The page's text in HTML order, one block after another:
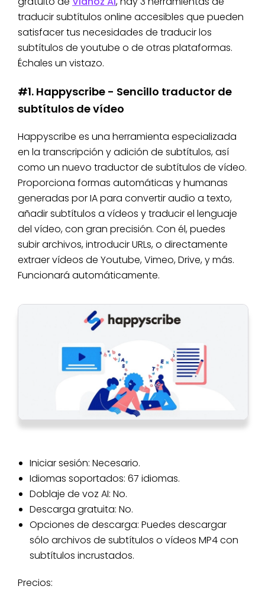
traducir subtítulos online accesibles que pueden
satisfacer tus necesidades de traducir los
subtítulos de youtube o de otras plataformas.
Échales un vistazo.
#1. Happyscribe - Sencillo traductor de
subtítulos de vídeo
Happyscribe es una herramienta especializada
en la transcripción y adición de subtítulos, así
como un nuevo traductor de subtítulos de vídeo.
Proporciona formas automáticas y humanas
generadas por IA para convertir audio a texto,
añadir subtítulos a vídeos y traducir el lenguaje
del vídeo, con gran precisión. Con él, puedes
subir archivos, introducir URLs, o directamente
extraer vídeos de Youtube, Vimeo, Drive, y más.
Funcionará automáticamente.
Iniciar sesión: Necesario.
Idiomas soportados: 67 idiomas.
Doblaje de voz AI: No.
Descarga gratuita: No.
Opciones de descarga: Puedes descargar
sólo archivos de subtítulos o vídeos MP4 con
subtítulos incrustados.
Precios: